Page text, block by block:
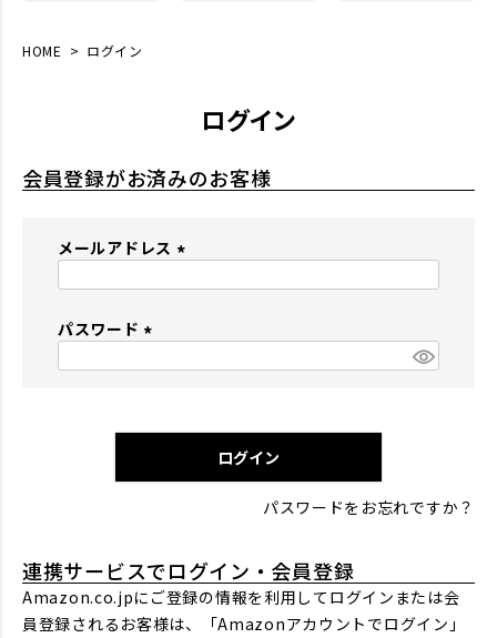
HOME ログイン
ログイン
会員登録がお済みのお客様
メールアドレス
パスワード
)
ログイン
パスワードをお忘れですか？
連携サービスでログイン・会員登録
Amazon.co.jpにご登録の情報を利用してログインまたは会
員登録されるお客様は、「Amazonアカウントでログイン」